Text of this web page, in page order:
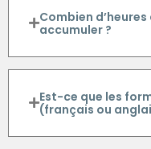
Combien
accumuler ?
Est-ce que les
(français ou